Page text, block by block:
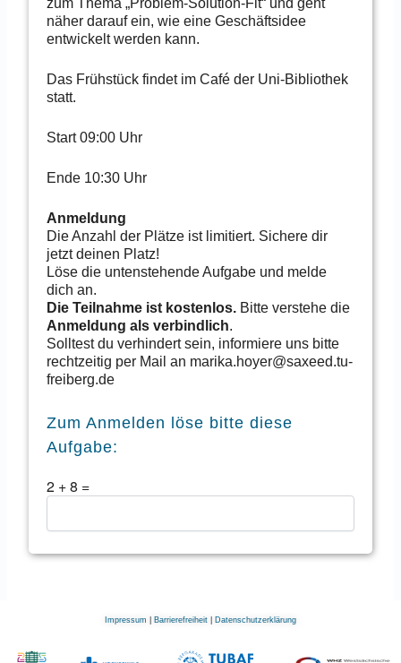
näher darauf ein, wie eine Geschäftsidee
entwickelt werden kann.
Das Frühstück findet im Café der Uni-Bibliothek
statt.
Start 09:00 Uhr
Ende 10:30 Uhr
Anmeldung
Die Anzahl der Plätze ist limitiert. Sichere dir
jetzt deinen Platz!
Löse die untenstehende Aufgabe und melde
dich an.
Die Teilnahme ist kostenlos.Bitte verstehe die
Anmeldung als verbindlich.
Solltest du verhindert sein, informiere uns bitte
rechtzeitig per Mail an marika.hoyer@saxeed.tu-
freiberg.de
Zum Anmelden löse bitte diese
Aufgabe:
2+8 =
Impressum Barrierefreiheit Datenschutzerklärung